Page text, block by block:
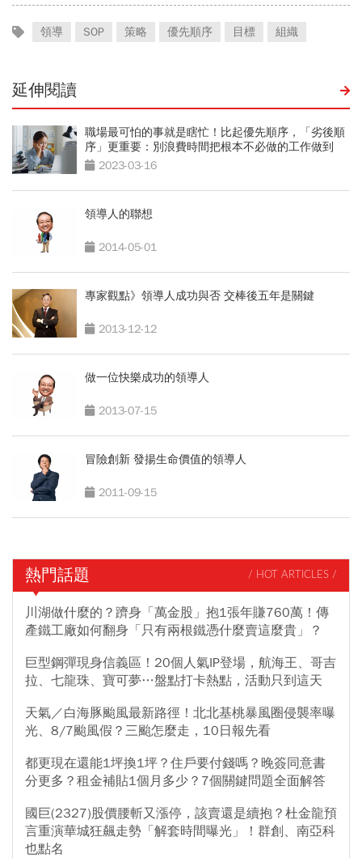
領導 SOP 策略 優先順序 目標 組織
延伸閱讀
職場最可怕的事就是瞎忙！比起優先順序，「劣後順
序」更重要：別浪費時間把根本不必做的工作做到
100分2023-03-16
領導人的聯想
2014-05-01
專家觀點》領導人成功與否 交棒後五年是關鍵
2013-12-12
做一位快樂成功的領導人
2013-07-15
冒險創新 發揚生命價值的領導人
2011-09-15
熱門話題 / HOT ARTICLES /
川湖做什麼的？躋身「萬金股」抱1張年賺760萬！傳
產鐵工廠如何翻身「只有兩根鐵憑什麼賣這麼貴」？
巨型鋼彈現身信義區！20個人氣IP登場，航海王、哥吉
拉、七龍珠、寶可夢…盤點打卡熱點，活動只到這天
天氣／白海豚颱風最新路徑！北北基桃暴風圈侵襲率曝
光、8/7颱風假？三颱怎麼走，10日報先看
都更現在還能1坪換1坪？住戶要付錢嗎？晚簽同意書
分更多？租金補貼1個月多少？7個關鍵問題全面解答
國巨(2327)股價腰斬又漲停，該賣還是續抱？杜金龍預
言重演華城狂飆走勢「解套時間曝光」！群創、南亞科
也點名